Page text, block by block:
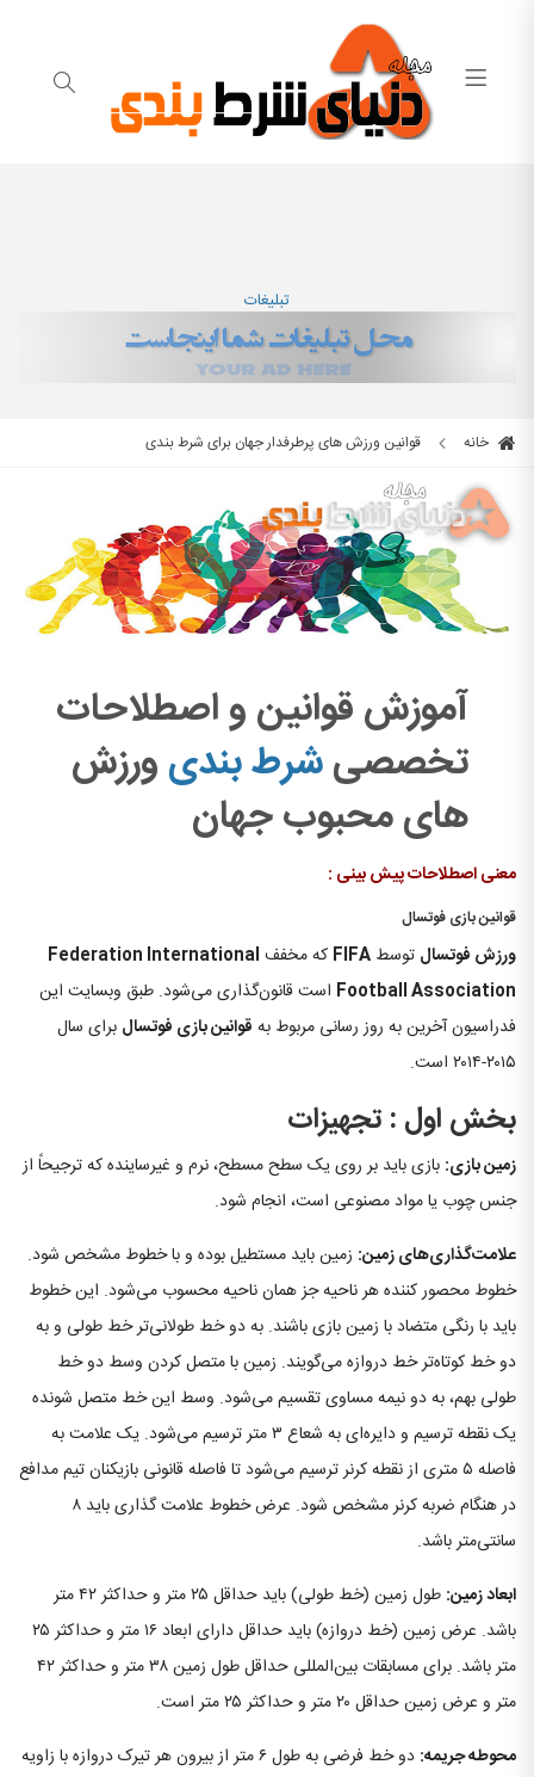
تبلیغات
خانه قوانین ورزش های پرطرفدار جهان برای شرط بندی
آموزش قوانین و اصطلاحات
تخصصیشرط بندیورزش
های محبوب جهان
معنی اصطلاحات پیش بینی :
قوانین بازی فوتسال
ورزش فوتسال توسط FIFA که مخفف Federation International
Football Association است قانون‌گذاری می‌شود. طبق وبسایت این
فدراسیون آخرین به روز رسانی مربوط به قوانین بازی فوتسال برای سال
۲۰۱۵-۲۰۱۴ است.
بخش اول : تجهیزات
زمین بازی: بازی باید بر روی یک سطح مسطح، نرم و غیرساینده که ترجیحاً از
جنس چوب یا مواد مصنوعی است، انجام شود.
علامتگذاریهای زمین: زمین باید مستطیل بوده و با خطوط مشخص شود.
خطوط محصور کننده هر ناحیه جز همان ناحیه محسوب می‌شود. این خطوط
باید با رنگی متضاد با زمین بازی باشند. به دو خط طولانی‌تر خط طولی و به
دو خط کوتاه‌تر خط دروازه می‌گویند. زمین با متصل کردن وسط دو خط
طولی بهم، به دو نیمه مساوی تقسیم می‌شود. وسط این خط متصل شونده
یک نقطه ترسیم و دایره‌ای به شعاع ۳ متر ترسیم می‌شود. یک علامت به
فاصله ۵ متری از نقطه کرنر ترسیم می‌شود تا فاصله قانونی بازیکنان تیم مدافع
در هنگام ضربه کرنر مشخص شود. عرض خطوط علامت گذاری باید ۸
سانتی‌متر باشد.
ابعاد زمین:
طول زمین (خط طولی) باید حداقل ۲۵ متر و حداکثر ۴۲ متر
باشد. عرض زمین (خط دروازه) باید حداقل دارای ابعاد ۱۶ متر و حداکثر ۲۵
متر باشد. برای مسابقات بین‌المللی حداقل طول زمین ۳۸ متر و حداکثر ۴۲
متر و عرض زمین حداقل ۲۰ متر و حداکثر ۲۵ متر است.
محوطه جریمه:
دو خط فرضی به طول ۶ متر از بیرون هر تیرک دروازه با زاویه